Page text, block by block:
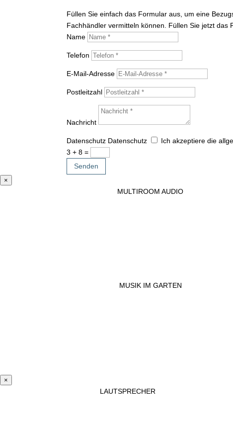
Füllen Sie einfach das Formular aus, um eine
Fachhändler vermitteln können. Füllen Sie jetzt
Name
Telefon
E-Mail-Adresse
Postleitzahl
Nachricht
Datenschutz Datenschutz
Ich akzeptiere die
3 + 8 =
Senden
×
MULTIROOM AUDIO
MUSIK IM GARTEN
×
LAUTSPRECHER